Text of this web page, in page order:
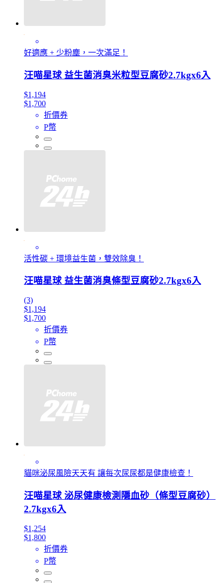
好適應 + 少粉塵，一次滿足！
汪喵星球 益生菌消臭米粒型豆腐砂2.7kgx6入
$1,194
$1,700
折價券
P幣
活性碳 + 環境益生菌，雙效除臭！
汪喵星球 益生菌消臭條型豆腐砂2.7kgx6入
(3)
$1,194
$1,700
折價券
P幣
貓咪泌尿風險天天有 讓每次尿尿都是健康檢查！
汪喵星球 泌尿健康檢測隱血砂（條型豆腐砂）
2.7kgx6入
$1,254
$1,800
折價券
P幣